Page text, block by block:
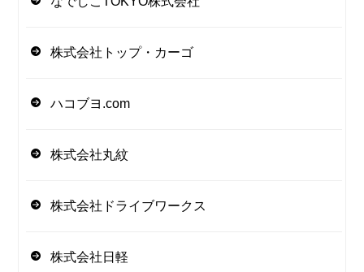
株式会社トップ・カーゴ
ハコブヨ.com
株式会社丸紋
株式会社ドライブワークス
株式会社日軽